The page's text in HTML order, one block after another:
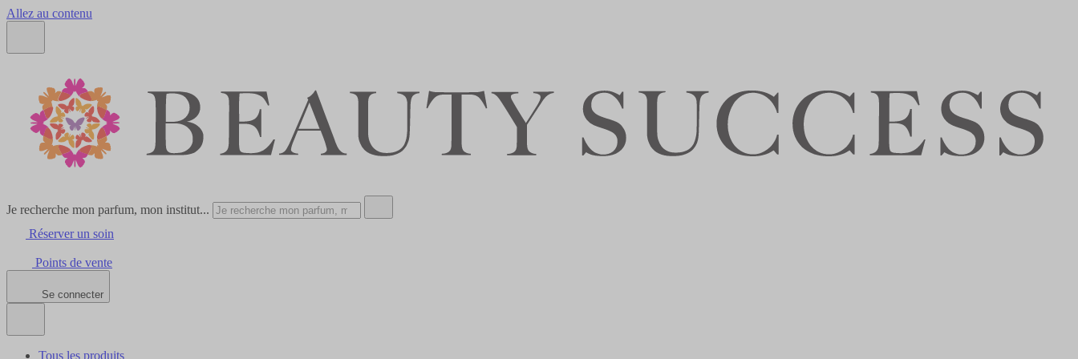
Allez au contenu
Je recherche mon parfum, mon institut...
Réserver un soin
Points de vente
Se connecter
Tous les produits